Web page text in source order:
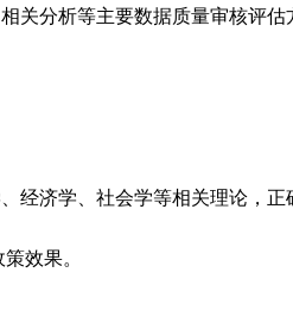
关分析等主要数据质量审核评
经济学、社会学等相关理论，
效果。